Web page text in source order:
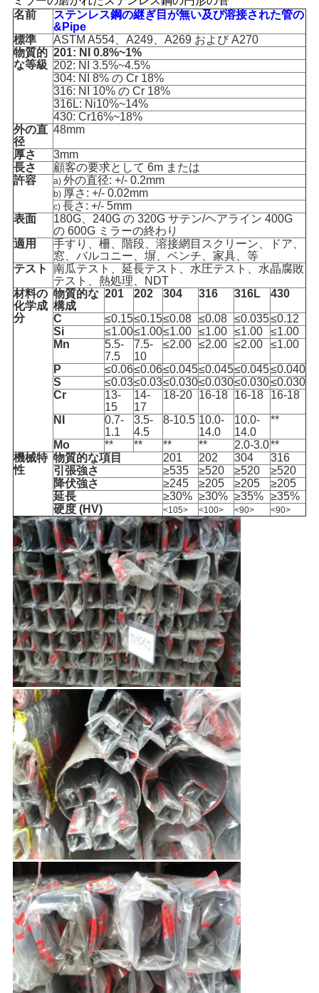
名前
ステンレス鋼の継ぎ目が無い及び溶接された管の
&Pipe
標準
ASTM A554、A249、A269 および A270
物質的
な等級
201: NI 0.8%~1%
202: NI 3.5%~4.5%
304: NI 8% の Cr 18%
316: NI 10% の Cr 18%
316L: Ni10%~14%
430: Cr16%~18%
外の直
径
48mm
厚さ
3mm
長さ
顧客の要求として 6m または
許容
a) 外の直径: +/- 0.2mm
b) 厚さ: +/- 0.02mm
c) 長さ: +/- 5mm
表面
180G、240G の 320G サテン/ヘアライン 400G
の 600G ミラーの終わり
適用
手すり、柵、階段、溶接網目スクリーン、ドア、
窓、バルコニー、塀、ベンチ、家具、等
テスト
南瓜テスト、延長テスト、水圧テスト、水晶腐敗
テスト、熱処理、NDT
材料の
化学成
分
物質的な
構成
201 202 304 316 316L 430
C ≤0.15≤0.15≤0.08 ≤0.08 ≤0.035≤0.12
Si
≤1.00≤1.00≤1.00 ≤1.00 ≤1.00
≤1.00
Mn
5.5-
7.5
7.5-
10
≤2.00 ≤2.00 ≤2.00 ≤1.00
P ≤0.06≤0.06≤0.045≤0.045≤0.045≤0.040
S
≤0.03≤0.03≤0.030≤0.030≤0.030≤0.030
Cr
13-
15
14-
17
18-20 16-18 16-18 16-18
NI
0.7-
1.1
3.5-
4.5
8-10.5 10.0-
14.0
10.0-
14.0
**
Mo ** ** ** ** 2.0-3.0**
機械特
性
物質的な項目 201 202 304
316
引張強さ
≥535 ≥520 ≥520
≥520
降伏強さ
≥245 ≥205 ≥205
≥205
延長
≥30% ≥30% ≥35% ≥35%
硬度 (HV)
<105> <100> <90> <90>